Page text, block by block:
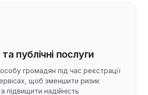
публічні послуги
громадян під час реєстрації
щоб зменшити ризик
підвищити надійність